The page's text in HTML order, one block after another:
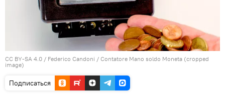
CC BY-SA 4.0 / Federico Candoni / Contatore Mano soldo Moneta (cropped
image)
Подписаться